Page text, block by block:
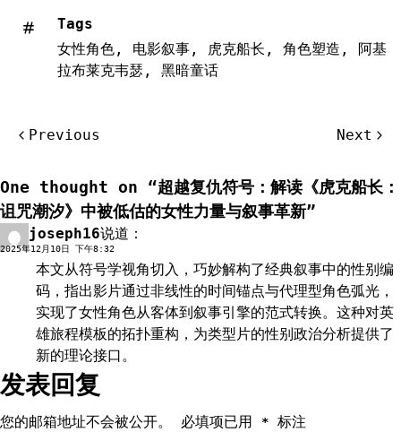
Tags
女性角色 , 电影叙事 , 虎克船长 , 角色塑造 , 阿基
拉布莱克韦瑟 , 黑暗童话
航
Previous Next
One thought on “超越复仇符号：解读《虎克船长：
诅咒潮汐》中被低估的女性力量与叙事革新”
joseph16说道：
2025年12月10日 下午8:32
本文从符号学视角切入，巧妙解构了经典叙事中的性别编
码，指出影片通过非线性的时间锚点与代理型角色弧光，
实现了女性角色从客体到叙事引擎的范式转换。这种对英
雄旅程模板的拓扑重构，为类型片的性别政治分析提供了
新的理论接口。
发表回复
您的邮箱地址不会被公开。 必填项已用 * 标注